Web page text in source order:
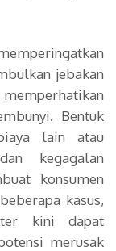
jebakan
Bentuk
lain atau
kegagalan
konsumen
kasus,
kini dapat
merusak